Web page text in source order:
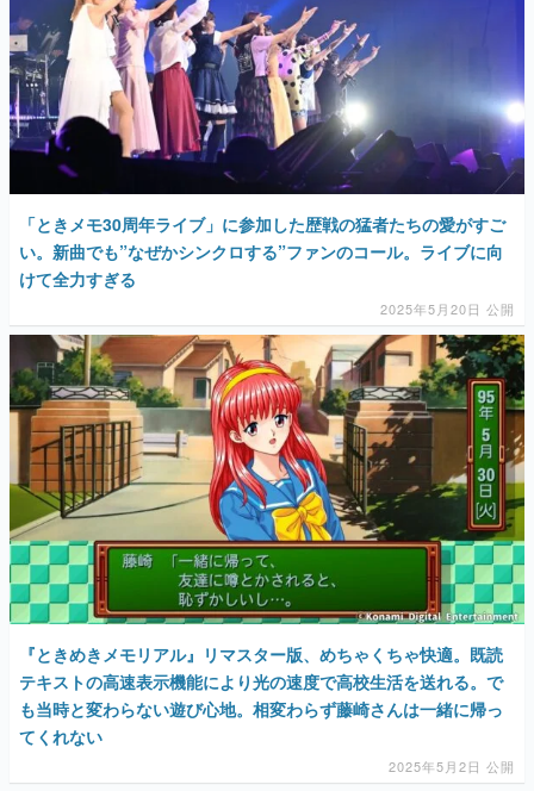
「ときメモ30周年ライブ」に参加した歴戦の猛者たちの愛がすご
い。新曲でも”なぜかシンクロする”ファンのコール。ライブに向
けて全力すぎる
2025年5月20日 公開
『ときめきメモリアル』リマスター版、めちゃくちゃ快適。既読
テキストの高速表示機能により光の速度で高校生活を送れる。で
も当時と変わらない遊び心地。相変わらず藤崎さんは一緒に帰っ
てくれない
2025年5月2日 公開